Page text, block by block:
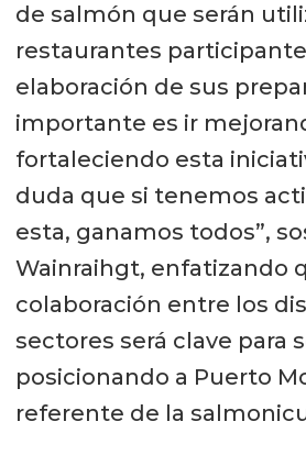
de salmón que serán
restaurantes
elaboración de sus
importante es ir
fortaleciendo esta
duda que si tenemos
esta, ganamos todos”,
Wainraihgt, enfatizando
colaboración entre los
sectores será clave para
posicionando a Puerto
referente de la